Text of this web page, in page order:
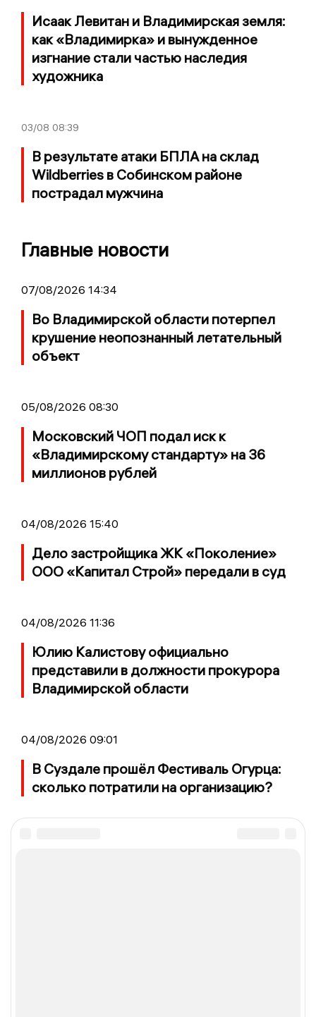
Исаак Левитан и Владимирская земля:
как «Владимирка» и вынужденное
изгнание стали частью наследия
художника
03/08 08:39
В результате атаки БПЛА на склад
Wildberries в Собинском районе
пострадал мужчина
Главные новости
07/08/2026 14:34
Во Владимирской области потерпел
крушение неопознанный летательный
объект
05/08/2026 08:30
Московский ЧОП подал иск к
«Владимирскому стандарту» на 36
миллионов рублей
04/08/2026 15:40
Дело застройщика ЖК «Поколение»
ООО «Капитал Строй» передали в суд
04/08/2026 11:36
Юлию Калистову официально
представили в должности прокурора
Владимирской области
04/08/2026 09:01
В Суздале прошёл Фестиваль Огурца:
сколько потратили на организацию?